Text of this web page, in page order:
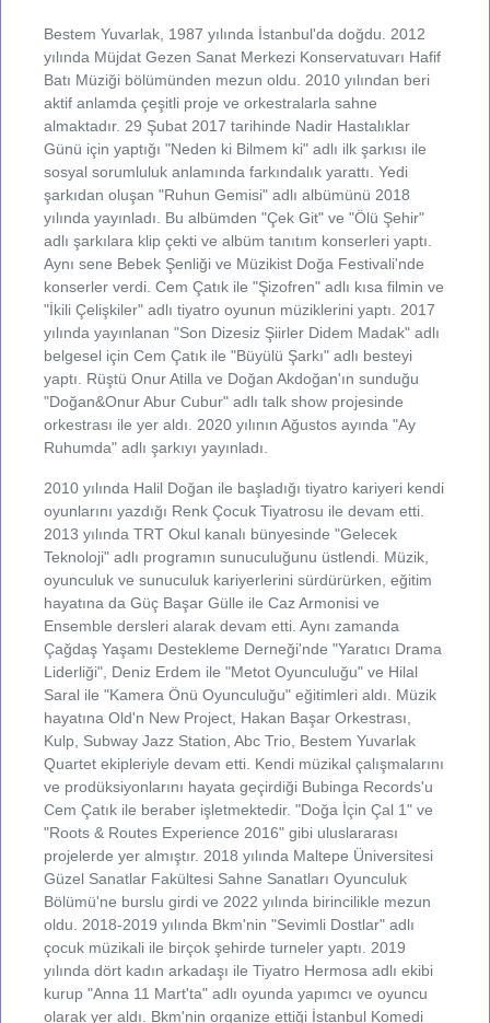
Bestem Yuvarlak, 1987 yılında İstanbul'da doğdu. 2012
yılında Müjdat Gezen Sanat Merkezi Konservatuvarı Hafif
Batı Müziği bölümünden mezun oldu. 2010 yılından beri
aktif anlamda çeşitli proje ve orkestralarla sahne
almaktadır. 29 Şubat 2017 tarihinde Nadir Hastalıklar
Günü için yaptığı "Neden ki Bilmem ki" adlı ilk şarkısı ile
sosyal sorumluluk anlamında farkındalık yarattı. Yedi
şarkıdan oluşan "Ruhun Gemisi" adlı albümünü 2018
yılında yayınladı. Bu albümden "Çek Git" ve "Ölü Şehir"
adlı şarkılara klip çekti ve albüm tanıtım konserleri yaptı.
Aynı sene Bebek Şenliği ve Müzikist Doğa Festivali'nde
konserler verdi. Cem Çatık ile "Şizofren" adlı kısa filmin ve
"İkili Çelişkiler" adlı tiyatro oyunun müziklerini yaptı. 2017
yılında yayınlanan "Son Dizesiz Şiirler Didem Madak" adlı
belgesel için Cem Çatık ile "Büyülü Şarkı" adlı besteyi
yaptı. Rüştü Onur Atilla ve Doğan Akdoğan'ın sunduğu
"Doğan&Onur Abur Cubur" adlı talk show projesinde
orkestrası ile yer aldı. 2020 yılının Ağustos ayında "Ay
Ruhumda" adlı şarkıyı yayınladı.
2010 yılında Halil Doğan ile başladığı tiyatro kariyeri kendi
oyunlarını yazdığı Renk Çocuk Tiyatrosu ile devam etti.
2013 yılında TRT Okul kanalı bünyesinde "Gelecek
Teknoloji" adlı programın sunuculuğunu üstlendi. Müzik,
oyunculuk ve sunuculuk kariyerlerini sürdürürken, eğitim
hayatına da Güç Başar Gülle ile Caz Armonisi ve
Ensemble dersleri alarak devam etti. Aynı zamanda
Çağdaş Yaşamı Destekleme Derneği'nde "Yaratıcı Drama
Liderliği", Deniz Erdem ile "Metot Oyunculuğu" ve Hilal
Saral ile "Kamera Önü Oyunculuğu" eğitimleri aldı. Müzik
hayatına Old'n New Project, Hakan Başar Orkestrası,
Kulp, Subway Jazz Station, Abc Trio, Bestem Yuvarlak
Quartet ekipleriyle devam etti. Kendi müzikal çalışmalarını
ve prodüksiyonlarını hayata geçirdiği Bubinga Records'u
Cem Çatık ile beraber işletmektedir. "Doğa İçin Çal 1" ve
"Roots & Routes Experience 2016" gibi uluslararası
projelerde yer almıştır. 2018 yılında Maltepe Üniversitesi
Güzel Sanatlar Fakültesi Sahne Sanatları Oyunculuk
Bölümü'ne burslu girdi ve 2022 yılında birincilikle mezun
oldu. 2018-2019 yılında Bkm'nin "Sevimli Dostlar" adlı
çocuk müzikali ile birçok şehirde turneler yaptı. 2019
yılında dört kadın arkadaşı ile Tiyatro Hermosa adlı ekibi
kurup "Anna 11 Mart'ta" adlı oyunda yapımcı ve oyuncu
olarak yer aldı. Bkm'nin organize ettiği İstanbul Komedi